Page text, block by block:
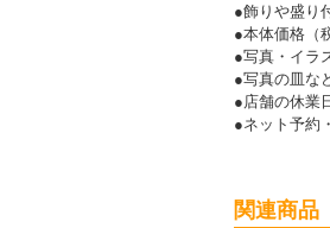
●飾りや盛り
●本体価格（
●写真・イラ
●写真の皿な
●店舗の休業
●ネット予約
関連商品